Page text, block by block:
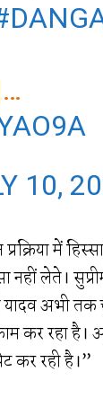
10,
में
नहीं लेते।
यादव अभी
कर रहा है।
कर रही है।”